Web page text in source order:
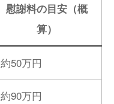
慰謝料の目安（概
算）
約50万円
約90万円